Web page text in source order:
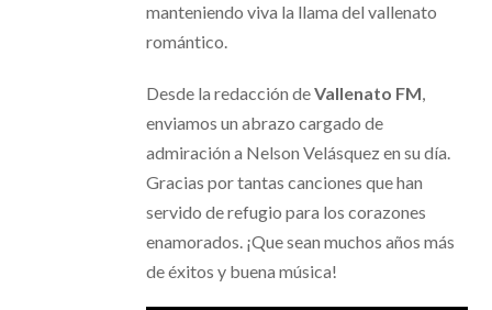
manteniendo viva la llama del vallenato
romántico.
Desde la redacción deVallenato FM
enviamos un abrazo cargado de
admiración a Nelson Velásquez en su día.
Gracias por tantas canciones que han
servido de refugio para los corazones
enamorados. ¡Que sean muchos años más
de éxitos y buena música!